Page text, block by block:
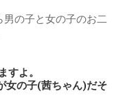
男の子と女の子のお二
すよ。
女の子(茜ちゃん)だそ